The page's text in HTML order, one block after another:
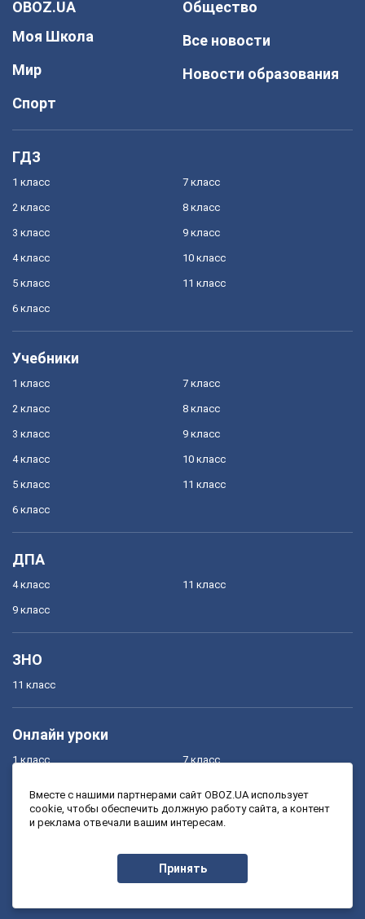
OBOZ.UA
Моя Школа
Мир
Спорт
Общество
Все новости
Новости образования
ГДЗ
1 класс
2 класс
3 класс
4 класс
5 класс
6 класс
7 класс
8 класс
9 класс
10 класс
11 класс
Учебники
1 класс
2 класс
3 класс
4 класс
5 класс
6 класс
7 класс
8 класс
9 класс
10 класс
11 класс
ДПА
4 класс
9 класс
11 класс
ЗНО
11 класс
Онлайн уроки
1 класс
3 класс
7 класс
9 класс
Вместе с нашими партнерами сайт OBOZ.UA использует
cookie, чтобы обеспечить должную работу сайта, а контент
и реклама отвечали вашим интересам.
Принять